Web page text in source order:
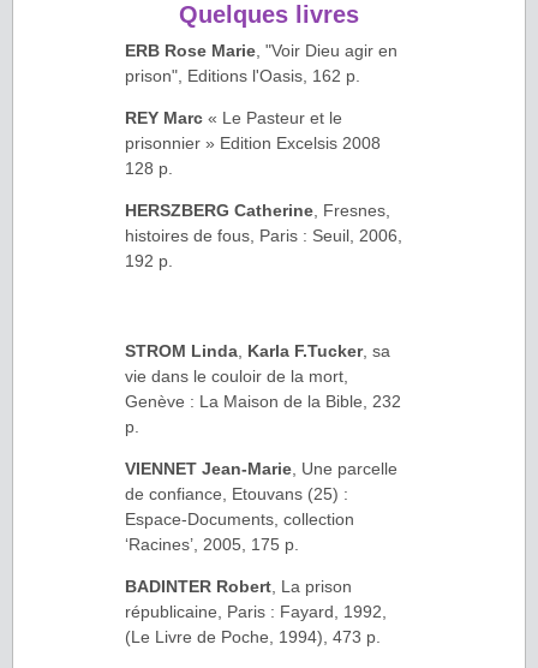
Quelques livres
ERB Rose Marie , "Voir Dieu agir en
prison", Editions l'Oasis, 162 p.
REY Marc « Le Pasteur et le
prisonnier » Edition Excelsis 2008
128 p.
HERSZBERG Catherine , Fresnes,
histoires de fous, Paris : Seuil, 2006,
192 p.
STROM Linda Karla F.Tucker, sa
vie dans le couloir de la mort,
Genève : La Maison de la Bible, 232
p.
VIENNET Jean-Marie , Une parcelle
de confiance, Etouvans (25) :
Espace-Documents, collection
‘Racines’, 2005, 175 p.
BADINTER Robert , La prison
républicaine, Paris : Fayard, 1992,
(Le Livre de Poche, 1994), 473 p.